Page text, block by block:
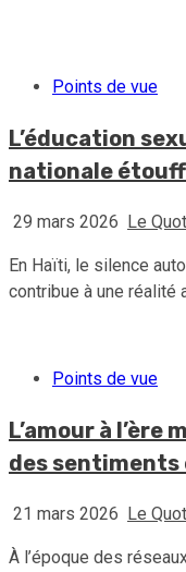
Points de vue
L’éducation
nationale
29 mars 2026 Le
En Haïti, le silence
contribue à une réalité
Points de vue
L’amour à
des sentiments
21 mars 2026 Le
À l’époque des